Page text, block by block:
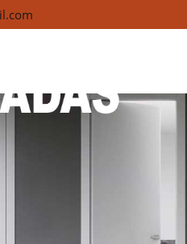
Laqueada Porto Belo